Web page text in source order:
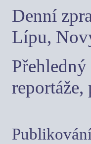
Denní
Lípu,
reportáže,